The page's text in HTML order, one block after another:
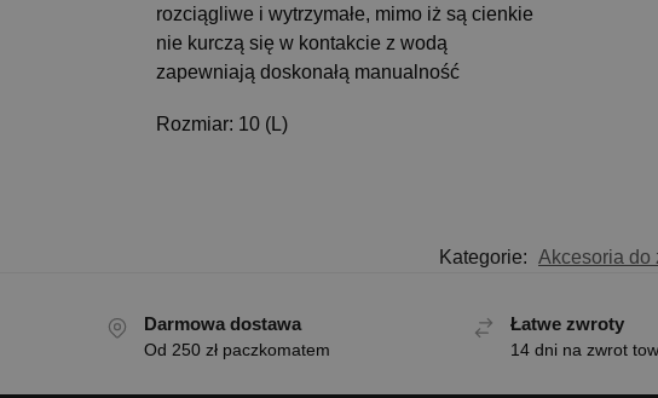
rozciągliwe i wytrzymałe, mimo iż są cienkie
nie kurczą się w kontakcie z wodą
zapewniają doskonałą manualność
Rozmiar: 10 (L)
Kategorie: Akcesoria do
Darmowa dostawa
Od 250 zł paczkomatem
Łatwe zwroty
14 dni na zwrot